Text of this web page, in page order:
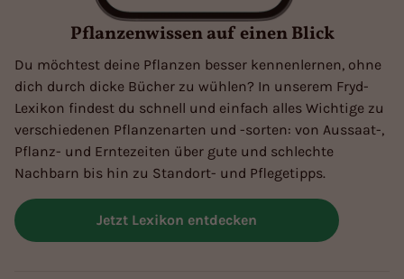
Pflanzenwissen auf einen Blick
Du möchtest deine Pflanzen besser kennenlernen, ohne
dich durch dicke Bücher zu wühlen? In unserem Fryd-
Lexikon findest du schnell und einfach alles Wichtige zu
verschiedenen Pflanzenarten und -sorten: von Aussaat-,
Pflanz- und Erntezeiten über gute und schlechte
Nachbarn bis hin zu Standort- und Pflegetipps.
Jetzt Lexikon entdecken